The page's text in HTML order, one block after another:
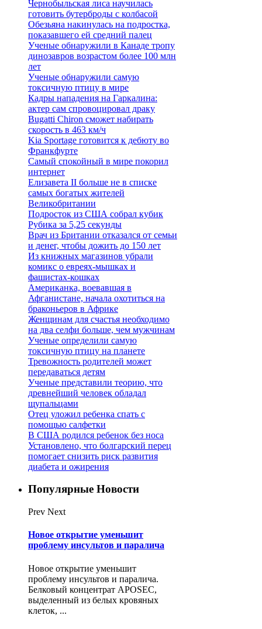
Чернобыльская лиса научилась
готовить бутерброды с колбасой
Обезьяна накинулась на подростка,
показавшего ей средний палец
Ученые обнаружили в Канаде тропу
динозавров возрастом более 100 млн
лет
Ученые обнаружили самую
токсичную птицу в мире
Кадры нападения на Гаркалина:
актер сам спровоцировал драку
Bugatti Chiron сможет набирать
скорость в 463 км/ч
Kia Sportage готовится к дебюту во
Франкфурте
Самый спокойный в мире покорил
интернет
Елизавета II больше не в списке
самых богатых жителей
Великобритании
Подросток из США собрал кубик
Рубика за 5,25 секунды
Врач из Британии отказался от семьи
и денег, чтобы дожить до 150 лет
Из книжных магазинов убрали
комикс о евреях-мышках и
фашистах-кошках
Американка, воевавшая в
Афганистане, начала охотиться на
браконьеров в Африке
Женщинам для счастья необходимо
на два селфи больше, чем мужчинам
Ученые определили самую
токсичную птицу на планете
Тревожность родителей может
передаваться детям
Ученые представили теорию, что
древнейший человек обладал
щупальцами
Отец уложил ребенка спать с
помощью салфетки
В США родился ребенок без носа
Установлено, что болгарский перец
помогает снизить риск развития
диабета и ожирения
Популярные Новости
Prev Next
Новое открытие уменьшит
проблему инсультов и паралича
Новое открытие уменьшит
проблему инсультов и паралича.
Белковый концентрат APOSEC,
выделенный из белых кровяных
клеток, ...